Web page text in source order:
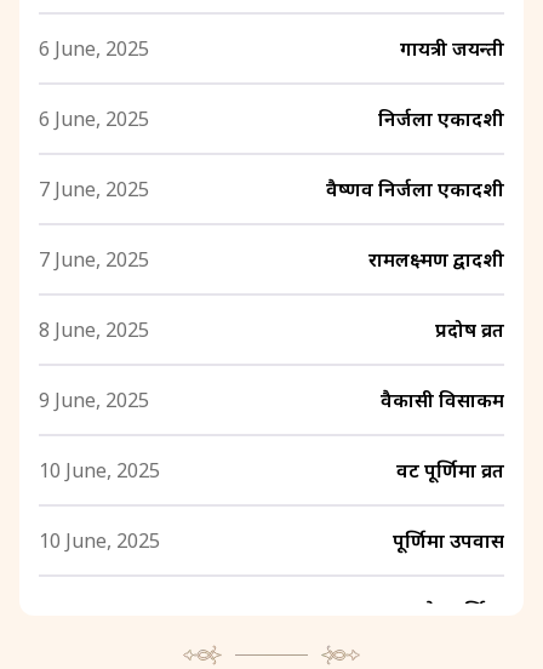
6 June, 2025 गायत्री जयन्ती
6 June, 2025 निर्जला एकादशी
7 June, 2025 वैष्णव निर्जला एकादशी
7 June, 2025 रामलक्ष्मण द्वादशी
8 June, 2025 प्रदोष व्रत
9 June, 2025 वैकासी विसाकम
10 June, 2025 वट पूर्णिमा व्रत
10 June, 2025 पूर्णिमा उपवास
ज्येष्ठ पूर्णिमा